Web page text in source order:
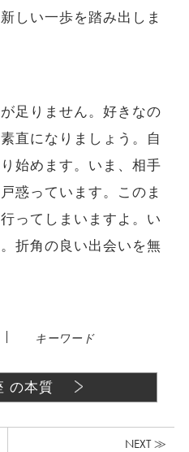
しい一歩を踏み出しま
足りません。好きなの
直になりましょう。自
始めます。いま、相手
惑っています。このま
ってしまいますよ。い
折角の良い出会いを無
| キーワード
の本質
NEXT ≫